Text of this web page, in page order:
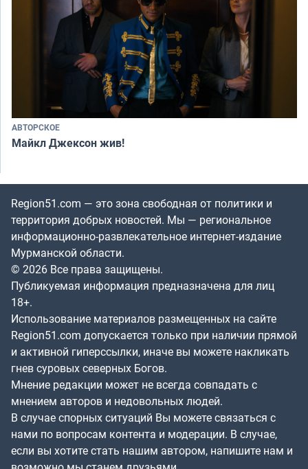
АВТОРСКОЕ
Майкл Джексон жив!
Region51.com — это зона свободная от политики и
территория добрых новостей. Мы — региональное
информационно-развлекательное интернет-издание
Мурманской области.
© 2026 Все права защищены.
Публикуемая информация предназначена для лиц
18+.
Использование материалов размещенных на сайте
Region51.com допускается только при наличии прямой
и активной гиперссылки, иначе вы можете накликать
гнев суровых северных Богов.
Мнение редакции может не всегда совпадать с
мнением авторов и недовольных людей.
В случае спорных ситуаций Вы можете связаться с
нами по вопросам контента и модерации. В случае,
если вы хотите стать нашим автором, напишите нам и